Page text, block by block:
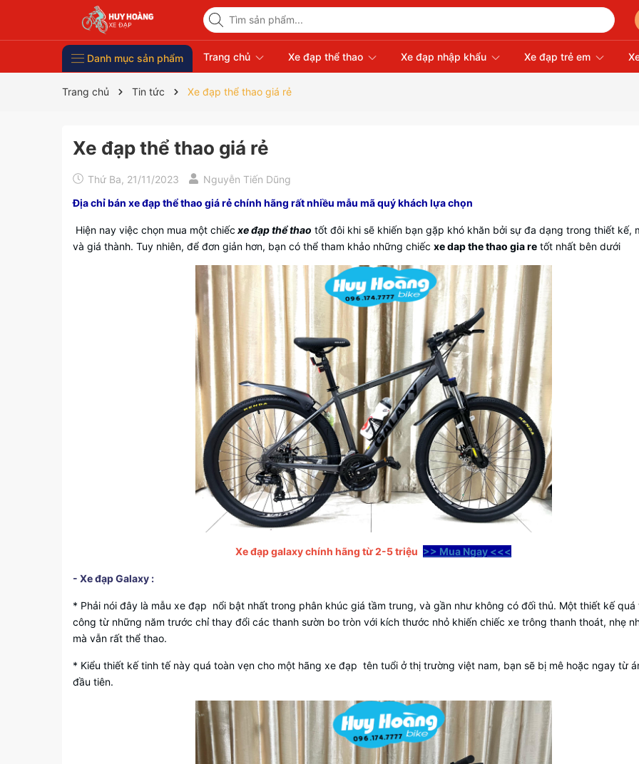
Danh mục sản phẩm Trang chủ Xe đạp thể thao Xe đạp nhập khẩu Xe đạp trẻ em
Trang chủ Tin tức Xe đạp thể thao giá rẻ
Xe đạp thể thao giá rẻ
Thứ Ba, 21/11/2023
Nguyễn Tiến Dũng
Địa chỉ bán xe đạp thể thao giá rẻ chính hãng rất nhiều mẫu mã quý khách lựa chọn
Hiện nay việc chọn mua một chiếc xe đạp thể thao tốt đôi khi sẽ khiến bạn gặp khó khăn bởi sự đa dạng trong thiết kế,
và giá thành. Tuy nhiên, để đơn giản hơn, bạn có thể tham khảo những chiếc xe dap the thao gia re tốt nhất bên dưới
Xe đạp galaxy chính hãng từ 2-5 triệu >> Mua Ngay <<<
- Xe đạp Galaxy :
* Phải nói đây là mẫu xe đạp nổi bật nhất trong phân khúc giá tầm trung, và gần như không có đối thủ. Một thiết kế quá
công từ những năm trước chỉ thay đổi các thanh sườn bo tròn với kích thước nhỏ khiến chiếc xe trông thanh thoát, nhẹ
mà vẫn rất thể thao.
* Kiểu thiết kế tinh tế này quá toàn vẹn cho một hãng xe đạp tên tuổi ở thị trường việt nam, bạn sẽ bị mê hoặc ngay từ
đầu tiên.